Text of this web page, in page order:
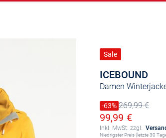
ICEBOUND
Damen
Sale
Preis reduziert um
-63%
Alter Preis269,99 €
Ermäßigter
99,99 €
Inkl. MwSt. zzgl.
Niedrigster Preis (letzte 30